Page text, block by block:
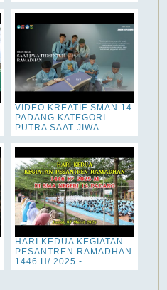
VIDEO KREATIF SMAN 14
PADANG KATEGORI
PUTRA SAAT JIWA ...
HARI KEDUA KEGIATAN
PESANTREN RAMADHAN
1446 H/ 2025 - ...